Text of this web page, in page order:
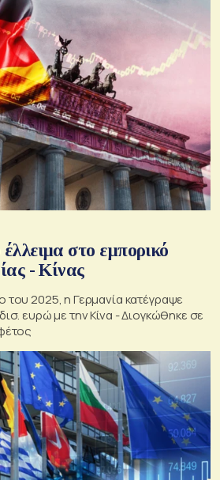
στο εμπορικό
- Κίνας
2025, η Γερμανία κατέγραψε
ευρώ με την Κίνα - Διογκώθηκε σε